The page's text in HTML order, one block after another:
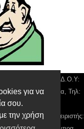
για να
σου.
την χρήση
ΑΦΜ: 043750542, Δ.Ο.Υ:
τ.κ 42132 Τρίκαλα, Τηλ:
και Διαχειριστής: